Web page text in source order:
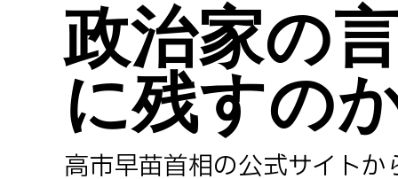
政治家の
に残すの
高市早苗首相の公式サイト